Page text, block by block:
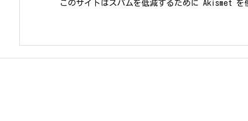
このサイトはスパムを低減するために Akismet を